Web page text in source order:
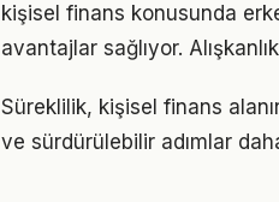
kişisel finans konusunda
avantajlar sağlıyor.
Süreklilik, kişisel finans
ve sürdürülebilir adımlar